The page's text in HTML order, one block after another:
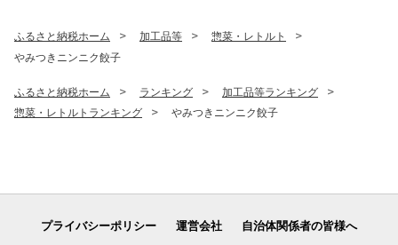
ふるさと納税ホーム 加工品等
惣菜・レトルト
やみつきニンニク餃子
ふるさと納税ホーム ランキング
加工品等ランキング
惣菜・レトルトランキング
やみつきニンニク餃子
プライバシーポリシー 運営会社 自治体関係者の皆様へ